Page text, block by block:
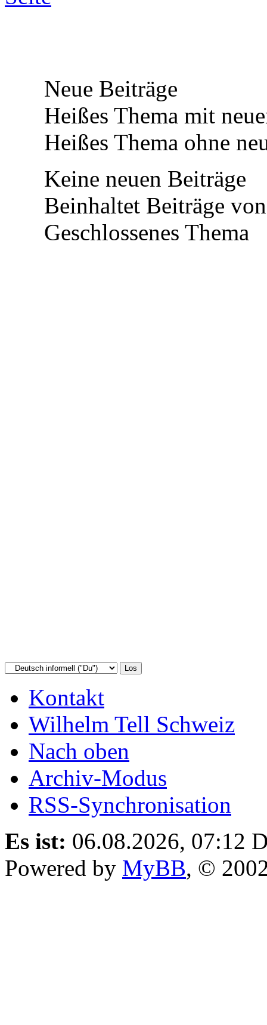
Neue Beiträge
Heißes Thema mit
Heißes Thema ohne
Keine neuen Beiträge
Beinhaltet Beiträge
Geschlossenes Thema
Kontakt
Wilhelm Tell Schweiz
Nach oben
Archiv-Modus
RSS-Synchronisation
Es ist: 06.08.2026, 07:12
Powered by MyBB, ©